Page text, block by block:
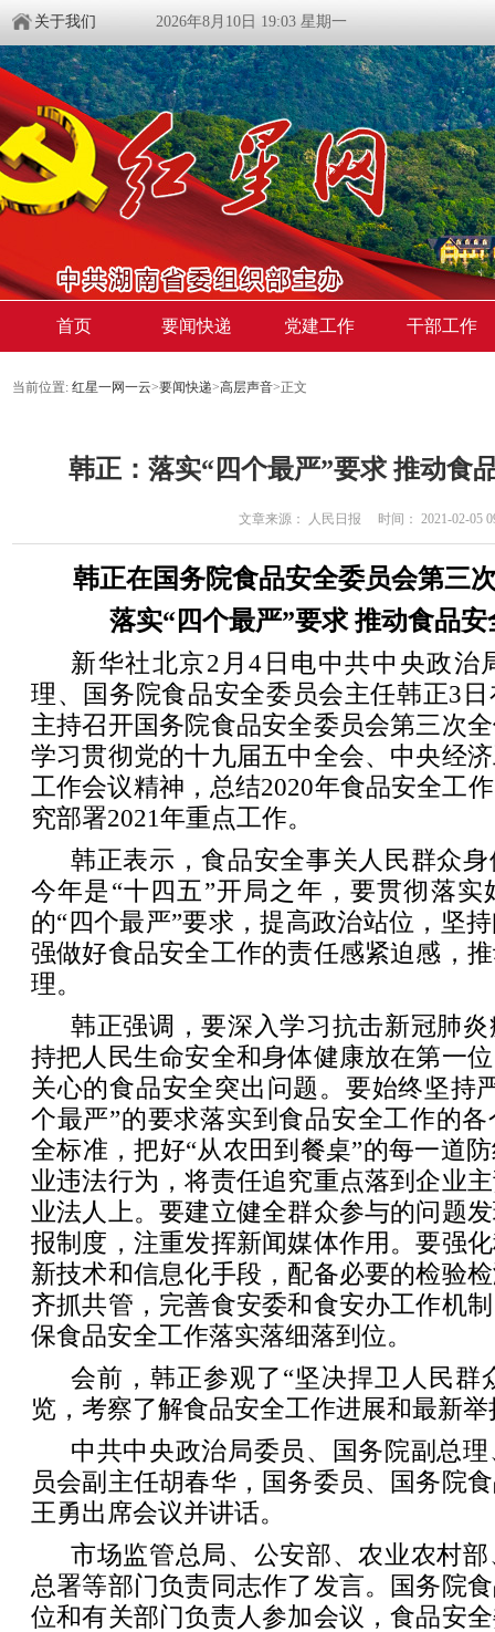
关于我们 2026年8月10日 19:03 星期一
首页 要闻快递 党建工作 干部工作
当前位置: 红星一网一云>要闻快递>高层声音>正文
韩正：落实“四个最严”要求 推动食
文章来源： 人民日报 时间： 2021-02-05
韩正在国务院食品安全委员会第三
落实“四个最严”要求 推动食品
新华社北京2月4日电中共中央政治
理、国务院食品安全委员会主任韩正3
主持召开国务院食品安全委员会第三次
学习贯彻党的十九届五中全会、中央经
工作会议精神，总结2020年食品安全工
究部署2021年重点工作。
韩正表示，食品安全事关人民群众
今年是“十四五”开局之年，要贯彻落
的“四个最严”要求，提高政治站位，坚
强做好食品安全工作的责任感紧迫感，
理。
韩正强调，要深入学习抗击新冠肺
持把人民生命安全和身体健康放在第一
关心的食品安全突出问题。要始终坚持
个最严”的要求落实到食品安全工作的
全标准，把好“从农田到餐桌”的每一道
业违法行为，将责任追究重点落到企业
业法人上。要建立健全群众参与的问题
报制度，注重发挥新闻媒体作用。要强
新技术和信息化手段，配备必要的检验
齐抓共管，完善食安委和食安办工作机
保食品安全工作落实落细落到位。
会前，韩正参观了“坚决捍卫人民群
览，考察了解食品安全工作进展和最新举
中共中央政治局委员、国务院副总
员会副主任胡春华，国务委员、国务院
王勇出席会议并讲话。
市场监管总局、公安部、农业农村
总署等部门负责同志作了发言。国务院
位和有关部门负责人参加会议，食品安